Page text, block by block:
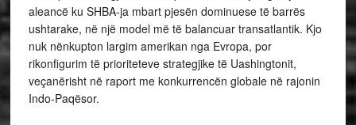
aleancë ku SHBA-ja mbart pjesën dominuese të barrës
ushtarake, në një model më të balancuar transatlantik. Kjo
nuk nënkupton largim amerikan nga Evropa, por
rikonfigurim të prioriteteve strategjike të Uashingtonit,
veçanërisht në raport me konkurrencën globale në rajonin
Indo-Paqësor.